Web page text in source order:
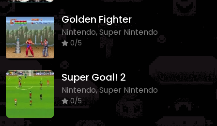
Golden Fighter
Nintendo, Super Nintendo
0/5
Super Goal! 2
Nintendo, Super Nintendo
0/5